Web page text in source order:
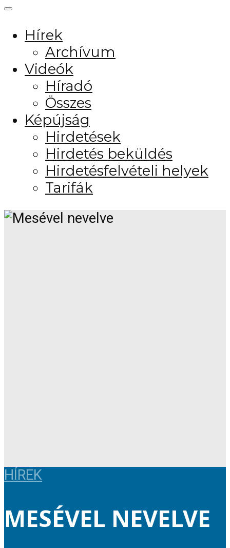
Hírek
Archívum
Videók
Híradó
Összes
Képújság
Hirdetések
Hirdetés beküldés
Hirdetésfelvételi helyek
Tarifák
HÍREK
MESÉVEL NEVELVE